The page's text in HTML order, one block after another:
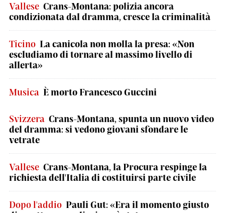
Vallese Crans-Montana: polizia ancora
condizionata dal dramma, cresce la criminalità
Ticino La canicola non molla la presa: «Non
escludiamo di tornare al massimo livello di
allerta»
Musica È morto Francesco Guccini
Svizzera Crans-Montana, spunta un nuovo video
del dramma: si vedono giovani sfondare le
vetrate
Vallese Crans-Montana, la Procura respinge la
richiesta dell'Italia di costituirsi parte civile
Dopo l'addio Pauli Gut: «Era il momento giusto